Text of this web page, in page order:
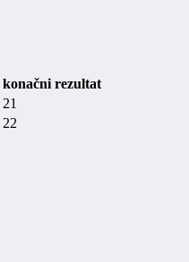
konačni rezultat
21
22